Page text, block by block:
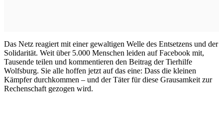
Das Netz reagiert mit einer gewaltigen Welle des Entsetzens und der
Solidarität. Weit über 5.000 Menschen leiden auf Facebook mit,
Tausende teilen und kommentieren den Beitrag der Tierhilfe
Wolfsburg. Sie alle hoffen jetzt auf das eine: Dass die kleinen
Kämpfer durchkommen – und der Täter für diese Grausamkeit zur
Rechenschaft gezogen wird.